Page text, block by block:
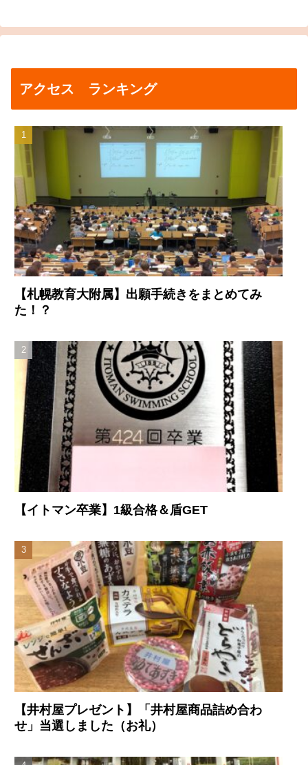
アクセス ランキング
【札幌教育大附属】出願手続きをまとめてみ
た！？
【イトマン卒業】1級合格＆盾GET
【井村屋プレゼント】「井村屋商品詰め合わ
せ」当選しました（お礼）